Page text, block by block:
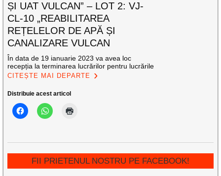
ȘI UAT VULCAN” – LOT 2: VJ-
CL-10 „REABILITAREA
REȚELELOR DE APĂ ȘI
CANALIZARE VULCAN
În data de 19 ianuarie 2023 va avea loc
recepția la terminarea lucrărilor pentru lucrările
CITEȘTE MAI DEPARTE
Distribuie acest articol
FII PRIETENUL NOSTRU PE FACEBOOK!